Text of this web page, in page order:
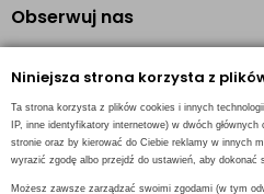
Niniejsza strona korzysta z
Ta strona korzysta z plików cookies i innych
IP, inne identyfikatory internetowe) w dwóch
stronie oraz by kierować do Ciebie reklamy w innych
wyrazić zgodę albo przejdź do ustawień, aby dokonać
Możesz zawsze zarządzać swoimi zgodami (w tym
Obserwuj nas
Instagram